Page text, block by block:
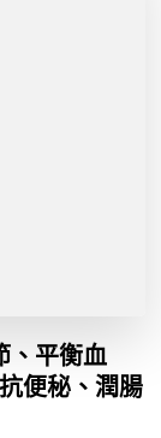
、平衡血
便秘、潤腸